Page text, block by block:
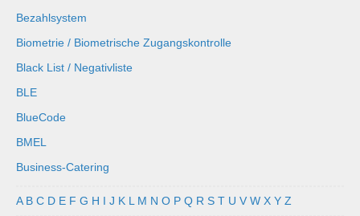
Bezahlsystem
Biometrie / Biometrische Zugangskontrolle
Black List / Negativliste
BLE
BlueCode
BMEL
Business-Catering
A B C D E F G H I J K L M N O P Q R S T U V W X Y Z